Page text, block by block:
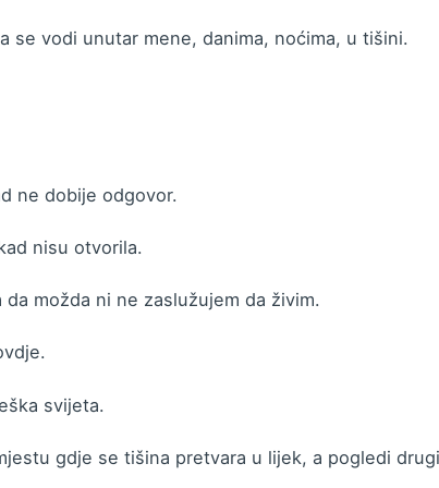
se vodi unutar mene, danima, noćima, u tišini.
ne dobije odgovor.
nisu otvorila.
možda ni ne zaslužujem da živim.
svijeta.
gdje se tišina pretvara u lijek, a pogledi